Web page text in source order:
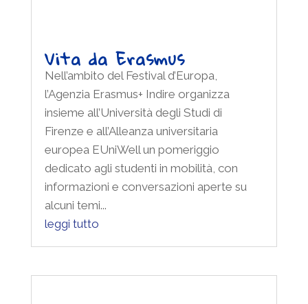
Vita da Erasmus
Nell’ambito del Festival d’Europa,
l’Agenzia Erasmus+ Indire organizza
insieme all’Università degli Studi di
Firenze e all’Alleanza universitaria
europea EUniWell un pomeriggio
dedicato agli studenti in mobilità, con
informazioni e conversazioni aperte su
alcuni temi...
leggi tutto